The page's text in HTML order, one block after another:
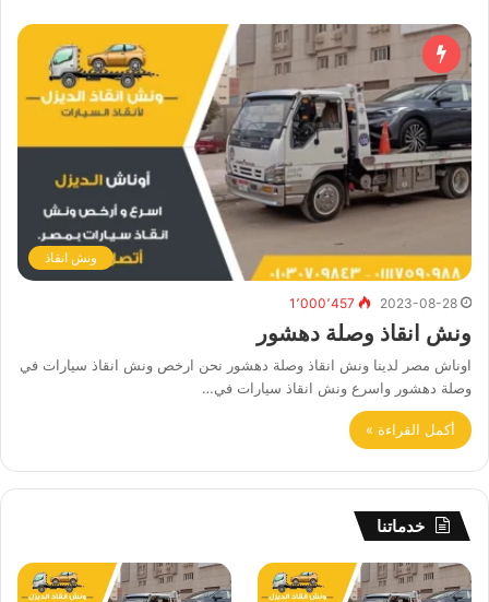
ونش انقاذ
2023-08-28 1٬000٬457
ونش انقاذ وصلة دهشور
اوناش مصر لدينا ونش انقاذ وصلة دهشور نحن ارخص ونش انقاذ سيارات في
وصلة دهشور واسرع ونش انقاذ سيارات في…
أكمل القراءة »
خدماتنا